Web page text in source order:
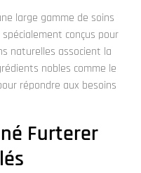
large gamme de soins
conçus pour
naturelles associent la
nobles comme le
répondre aux besoins
Furterer